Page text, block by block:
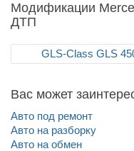
Модификации
ДТП
GLS-Class GLS
Вас может
Авто под ремонт
Авто на разборку
Авто на обмен